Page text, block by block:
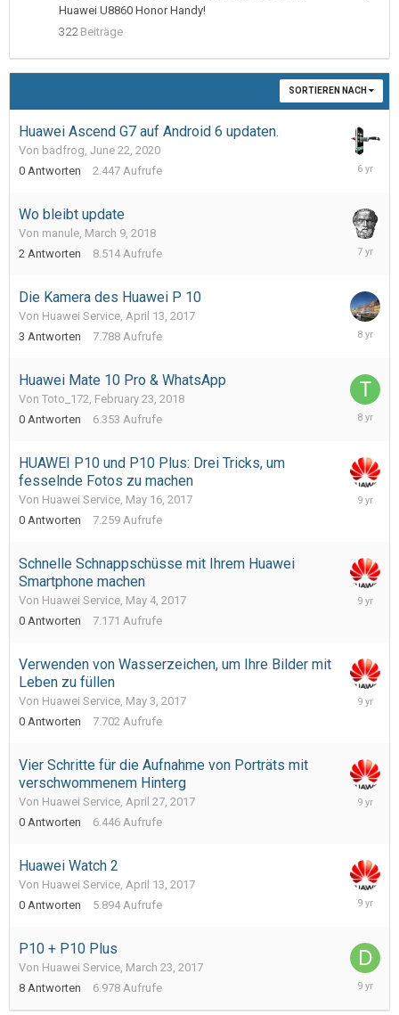
Huawei U8860 Honor Handy!
322 Beiträge
SORTIEREN NACH
Huawei Ascend G7 auf Android 6 updaten.
Von badfrog, June 22, 2020
0 Antworten 2.447 Aufrufe
June
Wo bleibt update
Von manule, March 9, 2018
2 Antworten 8.514 Aufrufe
March
Die Kamera des Huawei P 10
Von Huawei Service, April 13, 2017
3 Antworten 7.788 Aufrufe
March
Huawei Mate 10 Pro & WhatsApp
Von Toto_172, February 23, 2018
0 Antworten 6.353 Aufrufe
February
HUAWEI P10 und P10 Plus: Drei Tricks, um
fesselnde Fotos zu machen
Von Huawei Service, May 16, 2017
0 Antworten 7.259 Aufrufe
May
Schnelle Schnappschüsse mit Ihrem Huawei
Smartphone machen
Von Huawei Service, May 4, 2017
0 Antworten 7.171 Aufrufe
May
Verwenden von Wasserzeichen, um Ihre Bilder mit
Leben zu füllen
Von Huawei Service, May 3, 2017
0 Antworten 7.702 Aufrufe
May
Vier Schritte für die Aufnahme von Porträts mit
verschwommenem Hinterg
Von Huawei Service, April 27, 2017
0 Antworten 6.446 Aufrufe
April
Huawei Watch 2
Von Huawei Service, April 13, 2017
0 Antworten 5.894 Aufrufe
April
P10 + P10 Plus
Von Huawei Service, March 23, 2017
8 Antworten 6.978 Aufrufe
March